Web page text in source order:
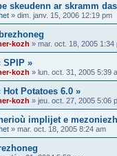
skeudenn ar skramm
» dim. janv. 15, 2006 12:19 pm
kozh » mar. oct. 18, 2005 1:34
SPIP »
kozh » lun. oct. 31, 2005 5:39
Potatoes 6.0 »
kozh » jeu. oct. 27, 2005 5:06
implijet e
» mar. oct. 18, 2005 8:24 am